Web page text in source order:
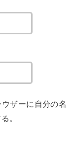
ザーに自分の名
。